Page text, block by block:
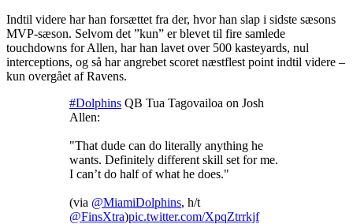
Indtil videre har han forsættet fra der, hvor han slap i sidste sæsons
MVP-sæson. Selvom det ”kun” er blevet til fire samlede
touchdowns for Allen, har han lavet over 500 kasteyards, nul
interceptions, og så har angrebet scoret næstflest point indtil videre –
kun overgået af Ravens.
#Dolphins QB Tua Tagovailoa on Josh
Allen:
"That dude can do literally anything he
wants. Definitely different skill set for me.
I can’t do half of what he does."
(via @MiamiDolphins, h/t
@FinsXtra)pic.twitter.com/XpqZtrrkjf